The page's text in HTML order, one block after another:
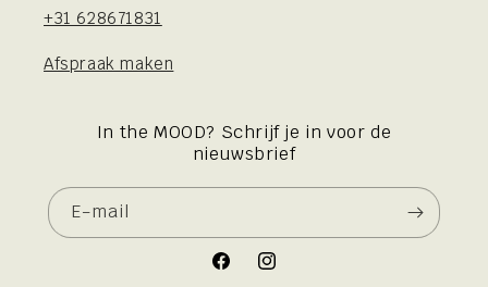
+31 628671831
Afspraak maken
In the MOOD? Schrijf je in voor de
nieuwsbrief
E‑mail
FacebookInstagram